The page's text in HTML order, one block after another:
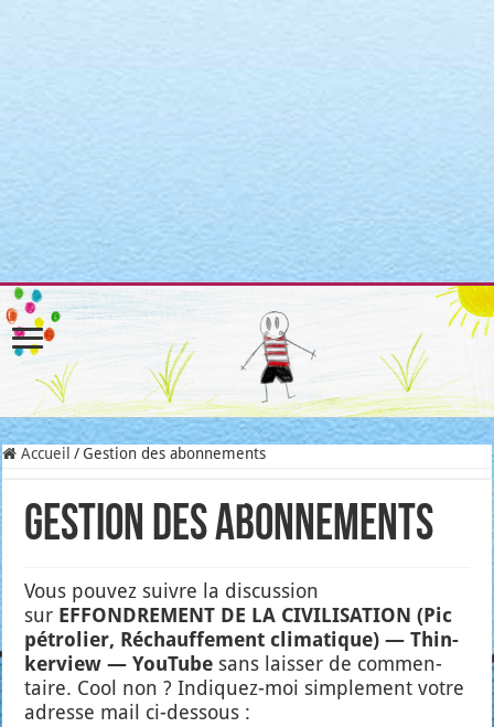
/home/clients/3a3c8cae3088c621098b274e6da68c7c/sites/
includes/link-template.php
4190
Accueil / Gestion des abonnements
Gestion des abonnements
Vous pou­vez suivre la dis­cus­sion
sur EFFONDREMENT DE LA CIVILISATION (Pic
pétro­lier, Réchauf­fe­ment cli­ma­tique) — Thin­
ker­view — You­Tube sans lais­ser de com­men­
taire. Cool non ? Indi­quez-moi sim­ple­ment votre
adresse mail ci-des­sous :